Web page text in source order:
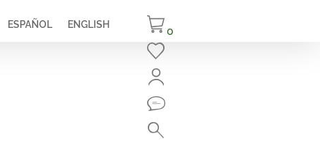
ESPAÑOL ENGLISH 0